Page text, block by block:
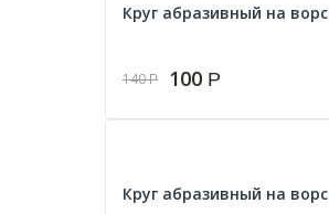
Круг абразивный на
140Р 100 Р
Круг абразивный на